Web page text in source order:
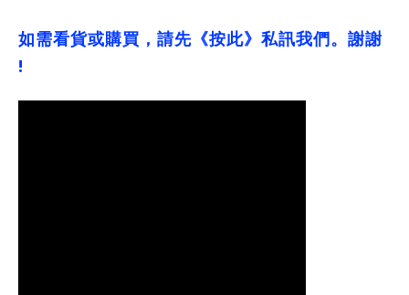
如需看貨或購買，請先《按此》私訊我們。謝謝
!